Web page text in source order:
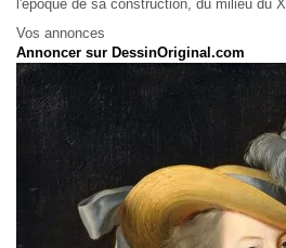
l'époque de sa construction, du milieu du
Vos annonces
Annoncer sur DessinOriginal.com